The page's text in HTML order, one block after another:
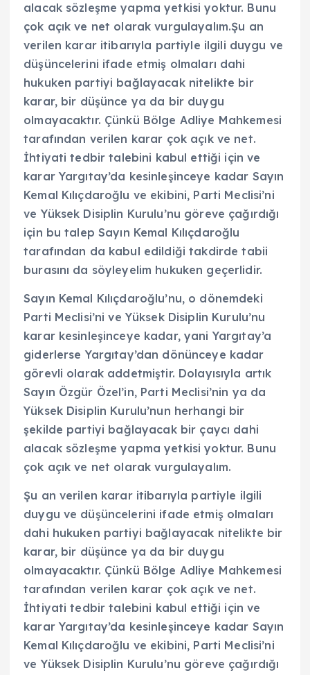
alacak sözleşme yapma yetkisi yoktur. Bunu
çok açık ve net olarak vurgulayalım.Şu an
verilen karar itibarıyla partiyle ilgili duygu ve
düşüncelerini ifade etmiş olmaları dahi
hukuken partiyi bağlayacak nitelikte bir
karar, bir düşünce ya da bir duygu
olmayacaktır. Çünkü Bölge Adliye Mahkemesi
tarafından verilen karar çok açık ve net.
İhtiyati tedbir talebini kabul ettiği için ve
karar Yargıtay’da kesinleşinceye kadar Sayın
Kemal Kılıçdaroğlu ve ekibini, Parti Meclisi’ni
ve Yüksek Disiplin Kurulu’nu göreve çağırdığı
için bu talep Sayın Kemal Kılıçdaroğlu
tarafından da kabul edildiği takdirde tabii
burasını da söyleyelim hukuken geçerlidir.
Sayın Kemal Kılıçdaroğlu’nu, o dönemdeki
Parti Meclisi’ni ve Yüksek Disiplin Kurulu’nu
karar kesinleşinceye kadar, yani Yargıtay’a
giderlerse Yargıtay’dan dönünceye kadar
görevli olarak addetmiştir. Dolayısıyla artık
Sayın Özgür Özel’in, Parti Meclisi’nin ya da
Yüksek Disiplin Kurulu’nun herhangi bir
şekilde partiyi bağlayacak bir çaycı dahi
alacak sözleşme yapma yetkisi yoktur. Bunu
çok açık ve net olarak vurgulayalım.
Şu an verilen karar itibarıyla partiyle ilgili
duygu ve düşüncelerini ifade etmiş olmaları
dahi hukuken partiyi bağlayacak nitelikte bir
karar, bir düşünce ya da bir duygu
olmayacaktır. Çünkü Bölge Adliye Mahkemesi
tarafından verilen karar çok açık ve net.
İhtiyati tedbir talebini kabul ettiği için ve
karar Yargıtay’da kesinleşinceye kadar Sayın
Kemal Kılıçdaroğlu ve ekibini, Parti Meclisi’ni
ve Yüksek Disiplin Kurulu’nu göreve çağırdığı